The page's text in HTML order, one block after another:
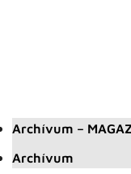
Archívum –
Archívum